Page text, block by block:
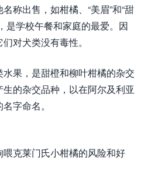
称出售，如柑橘、“美眉”和“甜
是学校午餐和家庭的最爱。因
对犬类没有毒性。
果，是甜橙和柳叶柑橘的杂交
的杂交品种，以在阿尔及利亚
字命名。
克莱门氏小柑橘的风险和好